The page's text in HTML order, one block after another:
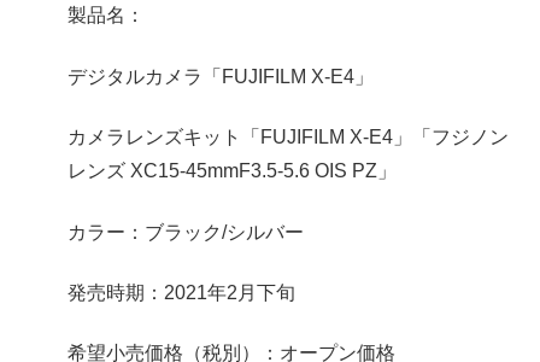
製品名：
デジタルカメラ「FUJIFILM X-E4」
カメラレンズキット「FUJIFILM X-E4」「フジノン
レンズ XC15-45mmF3.5-5.6 OIS PZ」
カラー：ブラック/シルバー
発売時期：2021年2月下旬
希望小売価格（税別）：オープン価格